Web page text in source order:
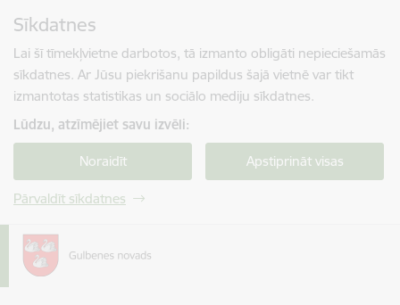
Sīkdatnes
Lai šī tīmekļvietne darbotos, tā izmanto obligāti nepieciešamās
sīkdatnes. Ar Jūsu piekrišanu papildus šajā vietnē var tikt
izmantotas statistikas un sociālo mediju sīkdatnes.
Lūdzu, atzīmējiet savu izvēli:
Noraidīt Apstiprināt visas
Pārvaldīt sīkdatnes